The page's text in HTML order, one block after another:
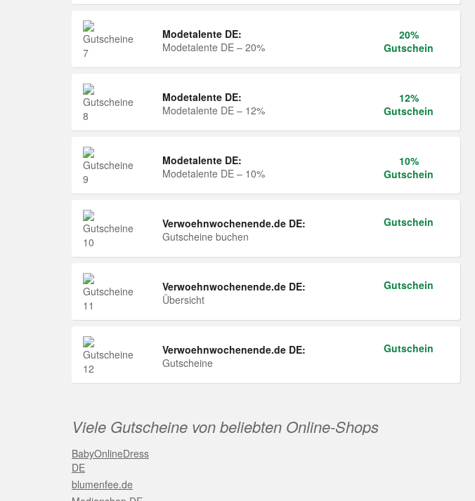
Modetalente DE:
Modetalente DE – 20%
20%
Gutschein
Modetalente DE:
Modetalente DE – 12%
12%
Gutschein
Modetalente DE:
Modetalente DE – 10%
10%
Gutschein
Verwoehnwochenende.de DE:
Gutscheine buchen
Gutschein
Verwoehnwochenende.de DE:
Übersicht
Gutschein
Verwoehnwochenende.de DE:
Gutscheine
Gutschein
Viele Gutscheine von beliebten Online-Shops
BabyOnlineDress
DE
blumenfee.de